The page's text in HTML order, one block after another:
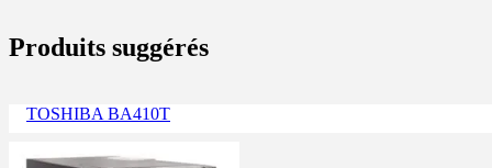
Produits suggérés
TOSHIBA BA410T